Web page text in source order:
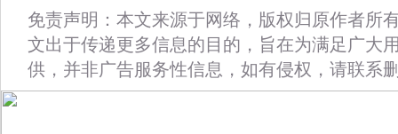
免责声明：本文来源于网络，版权归原作者所
文出于传递更多信息的目的，旨在为满足广大
供，并非广告服务性信息，如有侵权，请联系